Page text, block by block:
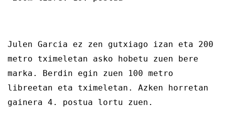
Julen Garcia ez zen gutxiago izan eta 200
metro tximeletan asko hobetu zuen bere
marka. Berdin egin zuen 100 metro
libreetan eta tximeletan. Azken horretan
gainera 4. postua lortu zuen.